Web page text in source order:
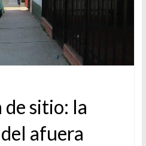
de sitio: la
afuera